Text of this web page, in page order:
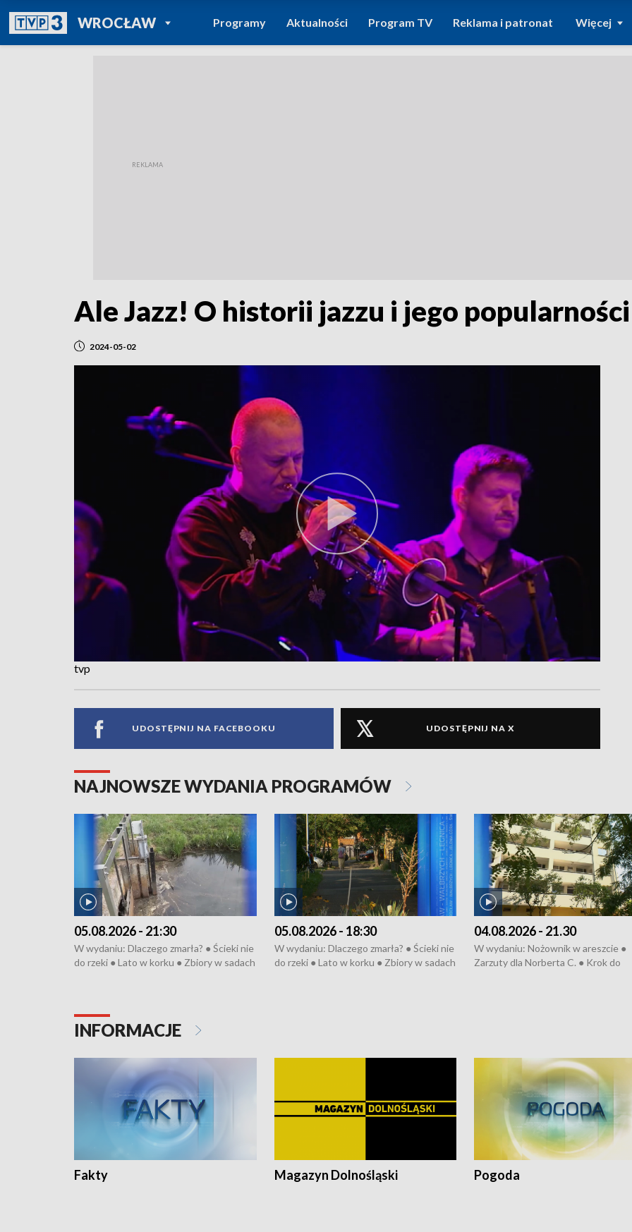
WROCŁAWPOWRÓT DO
TVP REGIONY
Programy Aktualności Program TV Reklama i patronat Więcej
Ale Jazz! O historii jazzu i jego
2024-05-02
tvp
UDOSTĘPNIJ NA FACEBOOKU UDOSTĘPNIJ NA X
NAJNOWSZE WYDANIA PROGRAMÓW
05.08.2026 - 21:30
W wydaniu: Dlaczego zmarła? ● Ścieki nie
do rzeki ● Lato w korku ● Zbiory w sadach
05.08.2026 - 18:30
W wydaniu: Dlaczego zmarła? ● Ścieki nie
do rzeki ● Lato w korku ● Zbiory w sadach
04.08.2026 - 21.30
W wydaniu: Nożownik w areszcie ●
Zarzuty dla Norberta C. ● Krok do
INFORMACJE
Fakty Magazyn Dolnośląski Pogoda